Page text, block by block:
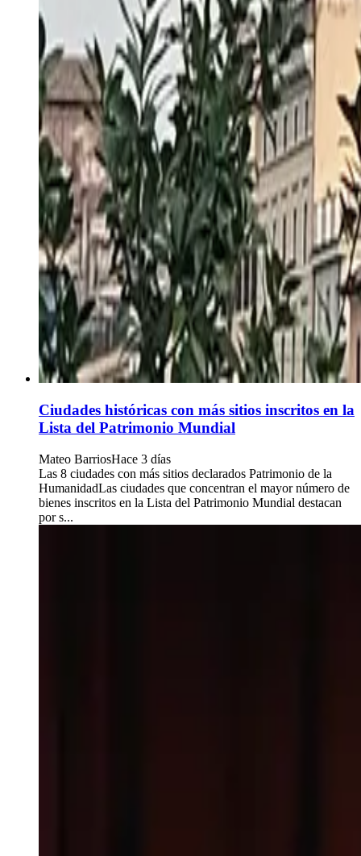
Ciudades históricas con más sitios inscritos en la
Lista del Patrimonio Mundial
Mateo BarriosHace 3 días
Las 8 ciudades con más sitios declarados Patrimonio de la
HumanidadLas ciudades que concentran el mayor número de
bienes inscritos en la Lista del Patrimonio Mundial destacan
por s...